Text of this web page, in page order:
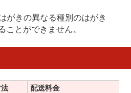
がきの異なる種別のはがき
ことができません。
配送料金